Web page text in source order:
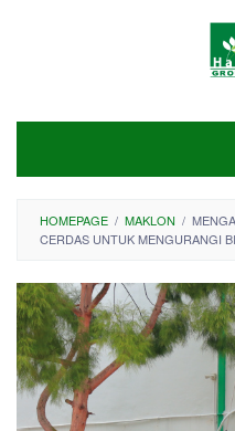
HOMEPAGE / MAKLON /
CERDAS UNTUK MENGURANGI